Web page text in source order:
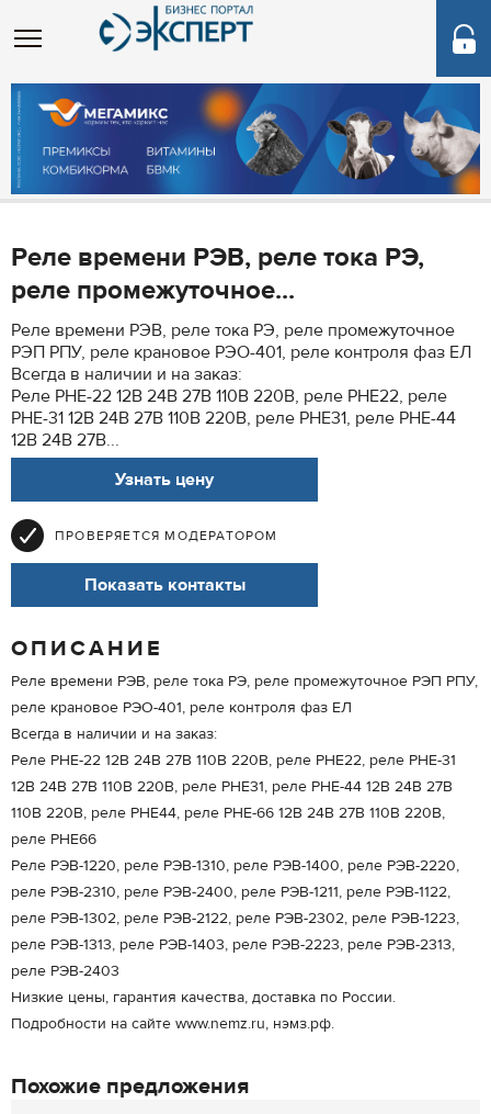
Реле времени РЭВ, реле тока РЭ,
реле промежуточное...
Реле времени РЭВ, реле тока РЭ, реле промежуточное
РЭП РПУ, реле крановое РЭО-401, реле контроля фаз ЕЛ
Всегда в наличии и на заказ:
Реле РНЕ-22 12В 24В 27В 110В 220В, реле РНЕ22, реле
РНЕ-31 12В 24В 27В 110В 220В, реле РНЕ31, реле РНЕ-44
12В 24В 27В...
Узнать цену
ПРОВЕРЯЕТСЯ МОДЕРАТОРОМ
Показать контакты
ОПИСАНИЕ
Реле времени РЭВ, реле тока РЭ, реле промежуточное РЭП РПУ,
реле крановое РЭО-401, реле контроля фаз ЕЛ
Всегда в наличии и на заказ:
Реле РНЕ-22 12В 24В 27В 110В 220В, реле РНЕ22, реле РНЕ-31
12В 24В 27В 110В 220В, реле РНЕ31, реле РНЕ-44 12В 24В 27В
110В 220В, реле РНЕ44, реле РНЕ-66 12В 24В 27В 110В 220В,
реле РНЕ66
Реле РЭВ-1220, реле РЭВ-1310, реле РЭВ-1400, реле РЭВ-2220,
реле РЭВ-2310, реле РЭВ-2400, реле РЭВ-1211, реле РЭВ-1122,
реле РЭВ-1302, реле РЭВ-2122, реле РЭВ-2302, реле РЭВ-1223,
реле РЭВ-1313, реле РЭВ-1403, реле РЭВ-2223, реле РЭВ-2313,
реле РЭВ-2403
Низкие цены, гарантия качества, доставка по России.
Подробности на сайте www.nemz.ru, нэмз.рф.
Похожие предложения